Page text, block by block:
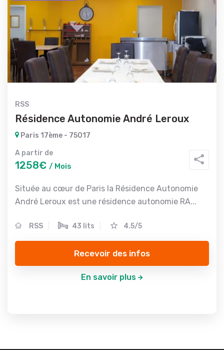
RSS
Résidence Autonomie André Leroux
Paris 17ème - 75017
A partir de
1258€ / Mois
Située au cœur de Paris la Résidence Autonomie
André Leroux est une résidence autonomie RA...
RSS 43 lits 4.5/5
Recevoir des infos
En savoir plus